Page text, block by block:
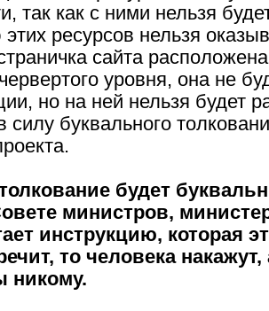
так как с ними нельзя
ресурсов нельзя
сайта
уровня, она не
но на ней нельзя будет
силу буквального
будет
министров,
инструкцию, которая
то человека
никому.